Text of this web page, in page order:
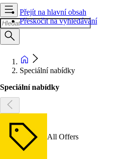
Přejít na hlavní obsah
Přeskočit na vyhledávání
Speciální nabídky
Speciální nabídky
All Offers